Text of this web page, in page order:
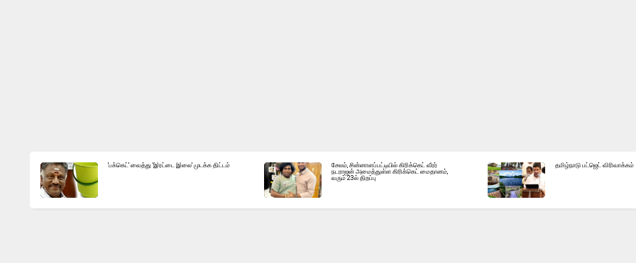
'பக்கெட்' வைத்து 'இரட்டை இலை' முடக்க திட்டம்
சேலம், சின்னாளப்பட்டியில் கிரிக்கெட் வீரர்
நடராஜன் அமைத்துள்ள கிரிக்கெட் மைதானம்,
வரும் 23ல் திறப்பு
தமிழ்நாடு பட்ஜெட் விரிவாக்கம்